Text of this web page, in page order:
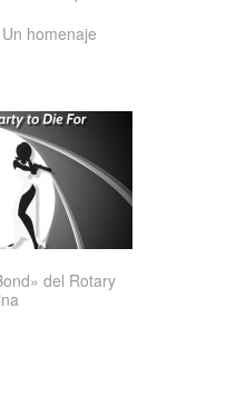
homenaje
del Rotary